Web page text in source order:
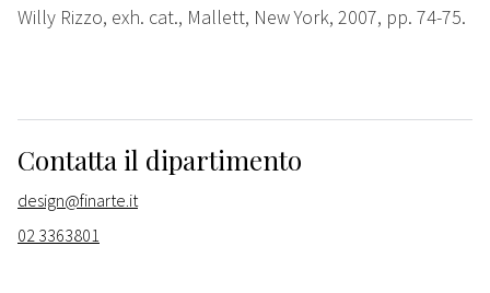
Willy Rizzo, exh. cat., Mallett, New York, 2007, pp. 74-75.
Contatta il dipartimento
design@finarte.it
02 3363801